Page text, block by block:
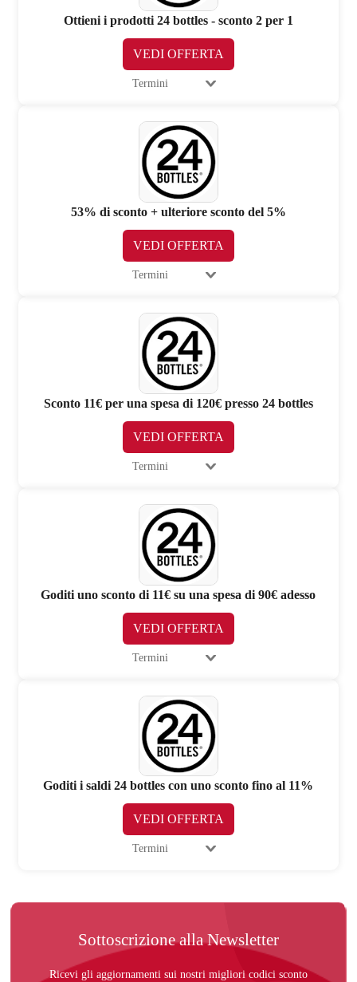
Ottieni i prodotti 24 bottles - sconto 2 per 1
VEDI OFFERTA
Termini
53% di sconto + ulteriore sconto del 5%
VEDI OFFERTA
Termini
Sconto 11€ per una spesa di 120€ presso 24 bottles
VEDI OFFERTA
Termini
Goditi uno sconto di 11€ su una spesa di 90€ adesso
VEDI OFFERTA
Termini
Goditi i saldi 24 bottles con uno sconto fino al 11%
VEDI OFFERTA
Termini
Sottoscrizione alla Newsletter
Ricevi gli aggiornamenti sui nostri migliori codici sconto